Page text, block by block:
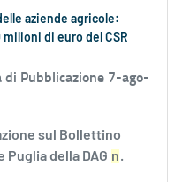
aziende agricole:
di euro del CSR
di Pubblicazione 7-ago-
sul Bollettino
della DAG n.